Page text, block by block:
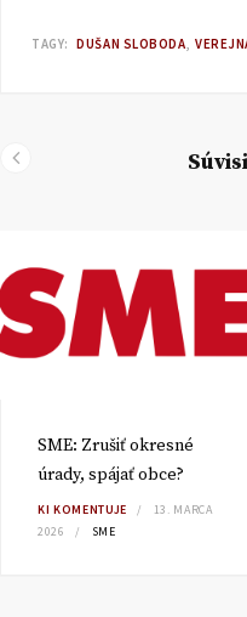
TAGY: DUŠAN SLOBODA
SME: Zrušiť okresné
úrady, spájať obce?
KI KOMENTUJE
13. MARCA
2026
SME